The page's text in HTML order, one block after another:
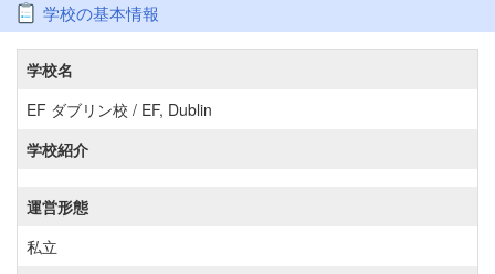
学校の基本情報
学校名
EF ダブリン校 / EF, Dublin
学校紹介
運営形態
私立